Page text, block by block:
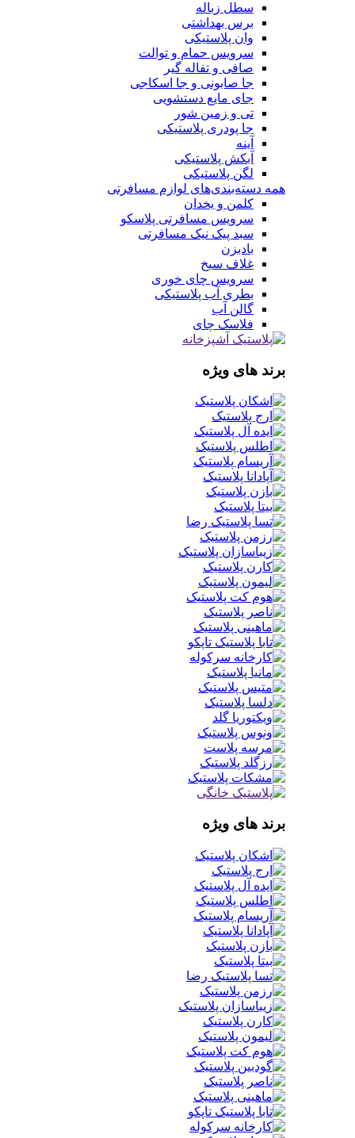
سطل زباله
برس بهداشتی
وان پلاستیکی
سرویس حمام و توالت
صافی و تفاله گیر
جا صابونی و جا اسکاجی
جای مایع دستشویی
تی و زمین شور
جا پودری پلاستیکی
آینه
آبکش پلاستیکی
لگن پلاستیکی
همه دسته‌بندی‌های لوازم مسافرتی
کلمن و یخدان
سرویس مسافرتی پلاسکو
سبد پیک نیک مسافرتی
بادبزن
غلاف سیخ
سرویس چای خوری
بطری آب پلاستیکی
گالن آب
فلاسک چای
برند های ویژه
برند های ویژه